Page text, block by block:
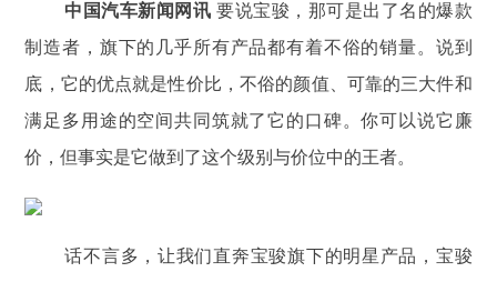
中国汽车新闻网讯 要说宝骏，那可是出了名的爆款
制造者，旗下的几乎所有产品都有着不俗的销量。说到
底，它的优点就是性价比，不俗的颜值、可靠的三大件和
满足多用途的空间共同筑就了它的口碑。你可以说它廉
价，但事实是它做到了这个级别与价位中的王者。
话不言多，让我们直奔宝骏旗下的明星产品，宝骏